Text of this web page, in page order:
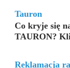
Tauron
Co kryje się
TAURON?
Reklamacja